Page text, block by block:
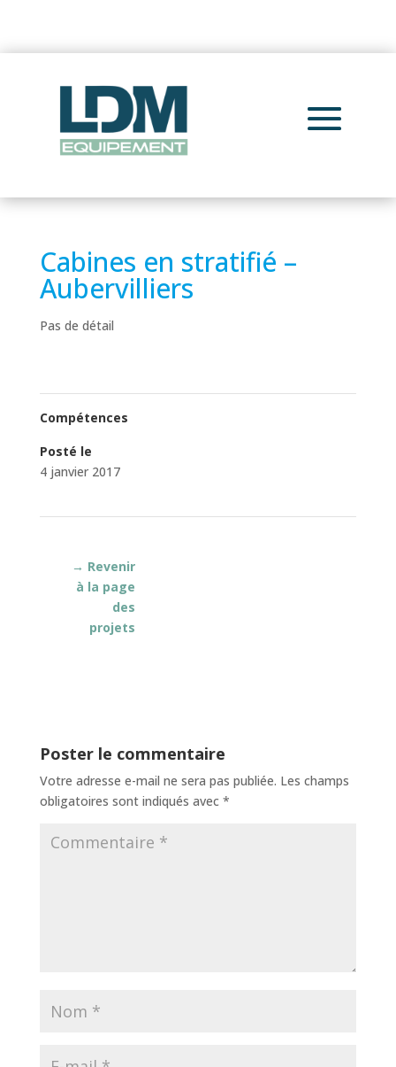
Cabines en stratifié –
Aubervilliers
Pas de détail
Compétences
Posté le
4 janvier 2017
→ Revenir
à la page
des
projets
Poster le commentaire
Votre adresse e-mail ne sera pas publiée. Les champs
obligatoires sont indiqués avec *